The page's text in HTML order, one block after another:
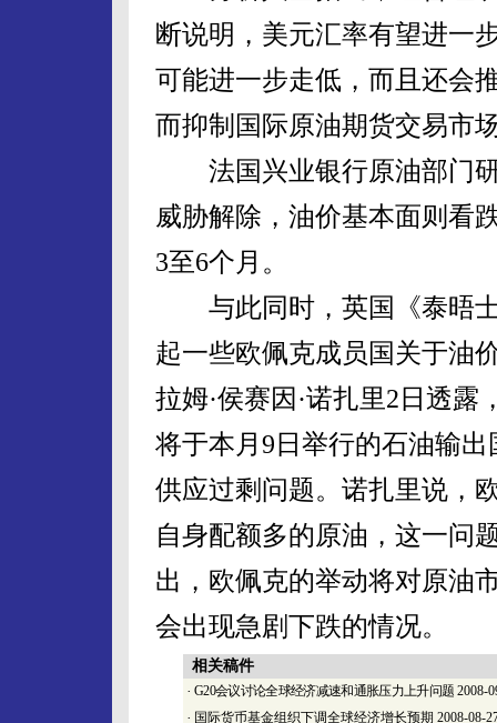
断说明，美元汇率有望进一
可能进一步走低，而且还会
而抑制国际原油期货交易市
法国兴业银行原油部门研
威胁解除，油价基本面则看
3至6个月。
与此同时，英国《泰晤士
起一些欧佩克成员国关于油
拉姆·侯赛因·诺扎里2日透
将于本月9日举行的石油输
供应过剩问题。诺扎里说，
自身配额多的原油，这一问
出，欧佩克的举动将对原油
会出现急剧下跌的情况。
相关稿件
· G20会议讨论全球经济减速和通胀压力上升问题 2008-
· 国际货币基金组织下调全球经济增长预期 2008-08-